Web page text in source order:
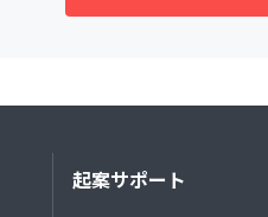
起案サポート